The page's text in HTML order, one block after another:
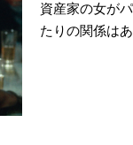
資産家の女が
たりの関係は